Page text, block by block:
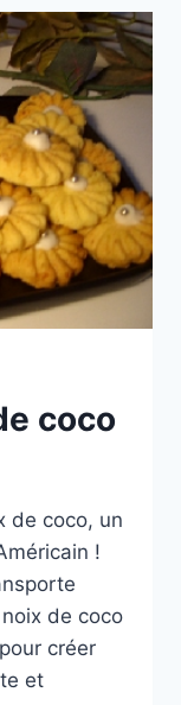
coco
de coco, un
!
de coco
créer
et